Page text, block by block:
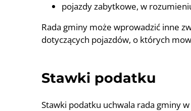
pojazdy zabytkowe, w
Rada gminy może wprowadzić inne
dotyczących pojazdów, o których
Stawki podatku
Stawki podatku uchwala rada gminy